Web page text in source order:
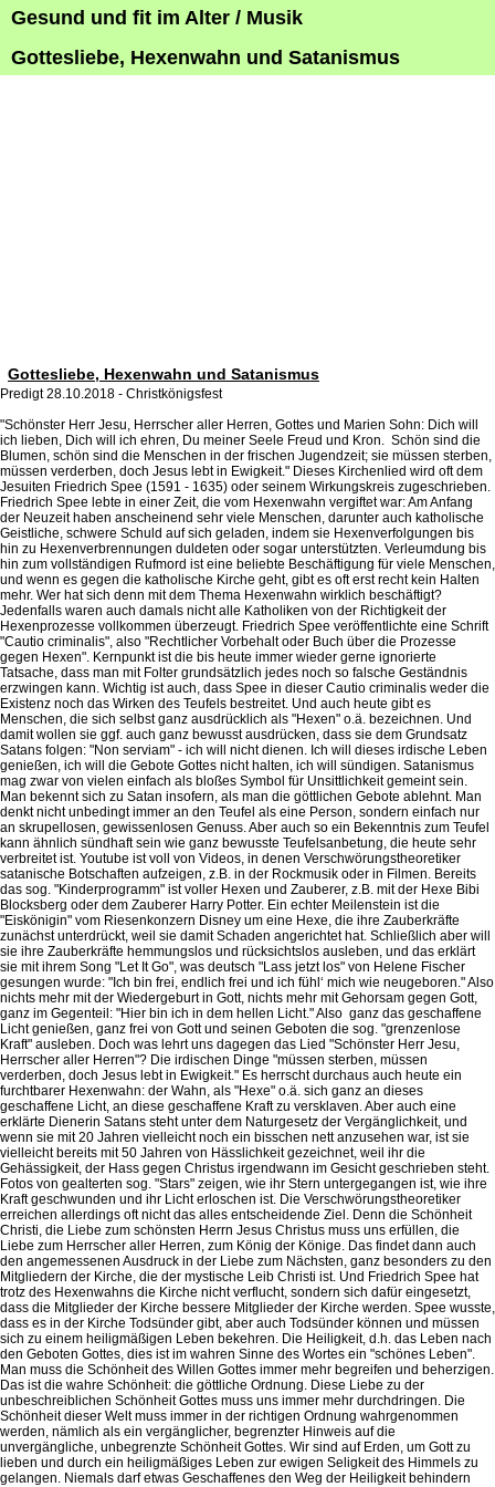
Gesund und fit im Alter / Musik
Gottesliebe, Hexenwahn und Satanismus
Gottesliebe, Hexenwahn und Satanismus
Predigt 28.10.2018 - Christkönigsfest
"Schönster Herr Jesu, Herrscher aller Herren, Gottes und Marien Sohn: Dich will
ich lieben, Dich will ich ehren, Du meiner Seele Freud und Kron. Schön sind die
Blumen, schön sind die Menschen in der frischen Jugendzeit; sie müssen sterben,
müssen verderben, doch Jesus lebt in Ewigkeit." Dieses Kirchenlied wird oft dem
Jesuiten Friedrich Spee (1591 - 1635) oder seinem Wirkungskreis zugeschrieben.
Friedrich Spee lebte in einer Zeit, die vom Hexenwahn vergiftet war: Am Anfang
der Neuzeit haben anscheinend sehr viele Menschen, darunter auch katholische
Geistliche, schwere Schuld auf sich geladen, indem sie Hexenverfolgungen bis
hin zu Hexenverbrennungen duldeten oder sogar unterstützten. Verleumdung bis
hin zum vollständigen Rufmord ist eine beliebte Beschäftigung für viele Menschen,
und wenn es gegen die katholische Kirche geht, gibt es oft erst recht kein Halten
mehr. Wer hat sich denn mit dem Thema Hexenwahn wirklich beschäftigt?
Jedenfalls waren auch damals nicht alle Katholiken von der Richtigkeit der
Hexenprozesse vollkommen überzeugt. Friedrich Spee veröffentlichte eine Schrift
"Cautio criminalis", also "Rechtlicher Vorbehalt oder Buch über die Prozesse
gegen Hexen". Kernpunkt ist die bis heute immer wieder gerne ignorierte
Tatsache, dass man mit Folter grundsätzlich jedes noch so falsche Geständnis
erzwingen kann. Wichtig ist auch, dass Spee in dieser Cautio criminalis weder die
Existenz noch das Wirken des Teufels bestreitet. Und auch heute gibt es
Menschen, die sich selbst ganz ausdrücklich als "Hexen" o.ä. bezeichnen. Und
damit wollen sie ggf. auch ganz bewusst ausdrücken, dass sie dem Grundsatz
Satans folgen: "Non serviam" - ich will nicht dienen. Ich will dieses irdische Leben
genießen, ich will die Gebote Gottes nicht halten, ich will sündigen. Satanismus
mag zwar von vielen einfach als bloßes Symbol für Unsittlichkeit gemeint sein.
Man bekennt sich zu Satan insofern, als man die göttlichen Gebote ablehnt. Man
denkt nicht unbedingt immer an den Teufel als eine Person, sondern einfach nur
an skrupellosen, gewissenlosen Genuss. Aber auch so ein Bekenntnis zum Teufel
kann ähnlich sündhaft sein wie ganz bewusste Teufelsanbetung, die heute sehr
verbreitet ist. Youtube ist voll von Videos, in denen Verschwörungstheoretiker
satanische Botschaften aufzeigen, z.B. in der Rockmusik oder in Filmen. Bereits
das sog. "Kinderprogramm" ist voller Hexen und Zauberer, z.B. mit der Hexe Bibi
Blocksberg oder dem Zauberer Harry Potter. Ein echter Meilenstein ist die
"Eiskönigin" vom Riesenkonzern Disney um eine Hexe, die ihre Zauberkräfte
zunächst unterdrückt, weil sie damit Schaden angerichtet hat. Schließlich aber will
sie ihre Zauberkräfte hemmungslos und rücksichtslos ausleben, und das erklärt
sie mit ihrem Song "Let It Go", was deutsch "Lass jetzt los" von Helene Fischer
gesungen wurde: "Ich bin frei, endlich frei und ich fühl‘ mich wie neugeboren." Also
nichts mehr mit der Wiedergeburt in Gott, nichts mehr mit Gehorsam gegen Gott,
ganz im Gegenteil: "Hier bin ich in dem hellen Licht." Also ganz das geschaffene
Licht genießen, ganz frei von Gott und seinen Geboten die sog. "grenzenlose
Kraft" ausleben. Doch was lehrt uns dagegen das Lied "Schönster Herr Jesu,
Herrscher aller Herren"? Die irdischen Dinge "müssen sterben, müssen
verderben, doch Jesus lebt in Ewigkeit." Es herrscht durchaus auch heute ein
furchtbarer Hexenwahn: der Wahn, als "Hexe" o.ä. sich ganz an dieses
geschaffene Licht, an diese geschaffene Kraft zu versklaven. Aber auch eine
erklärte Dienerin Satans steht unter dem Naturgesetz der Vergänglichkeit, und
wenn sie mit 20 Jahren vielleicht noch ein bisschen nett anzusehen war, ist sie
vielleicht bereits mit 50 Jahren von Hässlichkeit gezeichnet, weil ihr die
Gehässigkeit, der Hass gegen Christus irgendwann im Gesicht geschrieben steht.
Fotos von gealterten sog. "Stars" zeigen, wie ihr Stern untergegangen ist, wie ihre
Kraft geschwunden und ihr Licht erloschen ist. Die Verschwörungstheoretiker
erreichen allerdings oft nicht das alles entscheidende Ziel. Denn die Schönheit
Christi, die Liebe zum schönsten Herrn Jesus Christus muss uns erfüllen, die
Liebe zum Herrscher aller Herren, zum König der Könige. Das findet dann auch
den angemessenen Ausdruck in der Liebe zum Nächsten, ganz besonders zu den
Mitgliedern der Kirche, die der mystische Leib Christi ist. Und Friedrich Spee hat
trotz des Hexenwahns die Kirche nicht verflucht, sondern sich dafür eingesetzt,
dass die Mitglieder der Kirche bessere Mitglieder der Kirche werden. Spee wusste,
dass es in der Kirche Todsünder gibt, aber auch Todsünder können und müssen
sich zu einem heiligmäßigen Leben bekehren. Die Heiligkeit, d.h. das Leben nach
den Geboten Gottes, dies ist im wahren Sinne des Wortes ein "schönes Leben".
Man muss die Schönheit des Willen Gottes immer mehr begreifen und beherzigen.
Das ist die wahre Schönheit: die göttliche Ordnung. Diese Liebe zu der
unbeschreiblichen Schönheit Gottes muss uns immer mehr durchdringen. Die
Schönheit dieser Welt muss immer in der richtigen Ordnung wahrgenommen
werden, nämlich als ein vergänglicher, begrenzter Hinweis auf die
unvergängliche, unbegrenzte Schönheit Gottes. Wir sind auf Erden, um Gott zu
lieben und durch ein heiligmäßiges Leben zur ewigen Seligkeit des Himmels zu
gelangen. Niemals darf etwas Geschaffenes den Weg der Heiligkeit behindern